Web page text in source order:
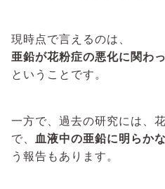
現時点で言えるのは、
亜鉛が花粉症の悪化に関わ
ということです。
一方で、過去の研究には、
で、 血液中の亜鉛に明らか
う報告もあります。